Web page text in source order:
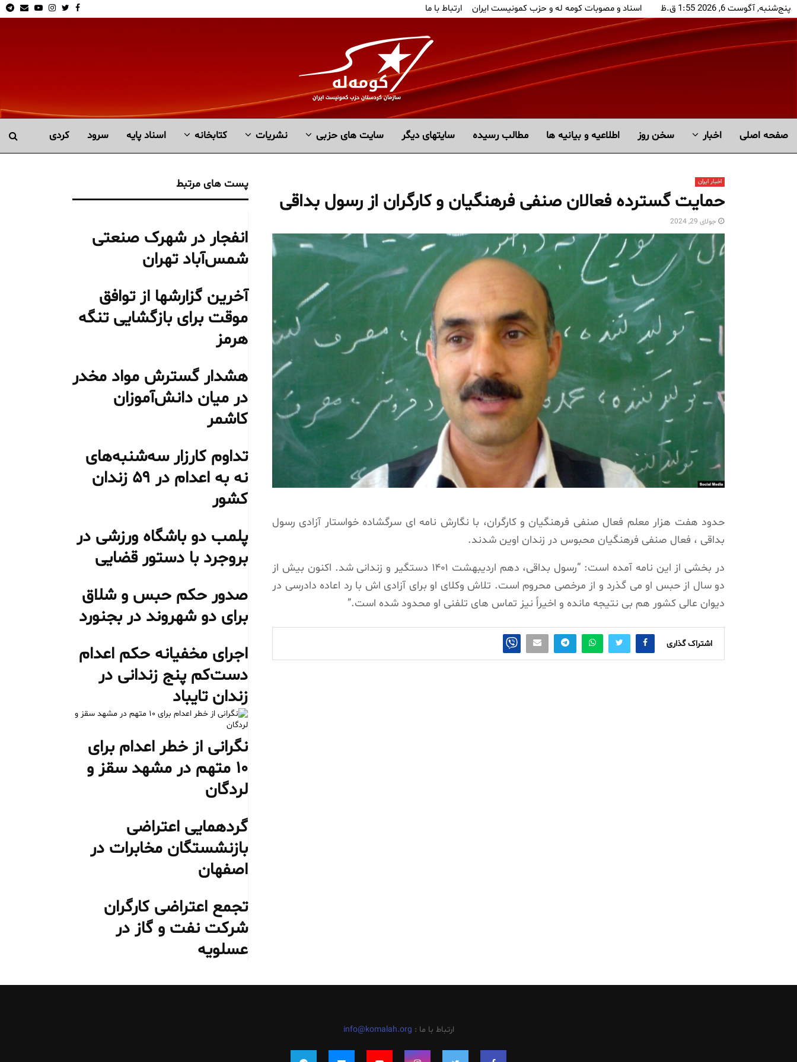
پنج‌شنبه, آگوست 6, 2026 1:55 ق.ظ اسناد و مصوبات کومه له و حزب کمونیست ایران ارتباط با ما Facebook
Twitter
Instagram
Youtube
Email
صفحه اصلی اخبار سخن روز اطلاعیه و بیانیه ها مطالب رسیده سايتهاى ديگر سایت های حزبی نشریات کتابخانە اسناد پایه سرود کردی
اخبار ایران
حمایت گسترده فعالان صنفی فرهنگیان و کارگران از رسول بداقی
جولای 29, 2024
حدود هفت هزار معلم فعال صنفی فرهنگیان و کارگران، با نگارش نامه ای سرگشاده خواستار آزادی رسول
بداقی ، فعال صنفی فرهنگیان محبوس در زندان اوین شدند.
در بخشی از این نامه آمده است: “رسول بداقی، دهم اردیبهشت ۱۴۰۱ دستگیر و زندانی شد. اکنون بیش از
دو سال از حبس او می گذرد و از مرخصی محروم است. تلاش وکلای او برای آزادی ‌اش با رد اعاده دادرسی در
دیوان عالی کشور هم بی نتیجه مانده و اخیراً نیز تماس های تلفنی او محدود شده است.”
اشتراک گذاری
پست های مرتبط
انفجار در شهرک صنعتی
شمس‌آباد تهران
آخرین گزارشها از توافق
موقت برای بازگشایی تنگه
هرمز
هشدار گسترش مواد مخدر
در میان دانش‌آموزان
کاشمر
تداوم کارزار سه‌شنبه‌های
نه به اعدام در ۵۹ زندان
کشور
پلمب دو باشگاه ورزشی در
بروجرد با دستور قضایی
صدور حکم حبس و شلاق
برای دو شهروند در بجنورد
اجرای مخفیانه حکم اعدام
دست‌کم پنج زندانی در
زندان تایباد
نگرانی از خطر اعدام برای
۱۰ متهم در مشهد سقز و
لردگان
گردهمایی اعتراضی
بازنشستگان مخابرات در
اصفهان
تجمع اعتراضی کارگران
شرکت نفت و گاز در
عسلویه
ارتباط با ما : info@komalah.org